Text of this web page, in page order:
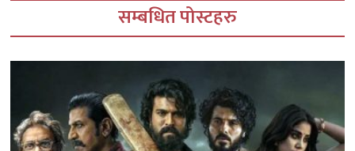
सम्बधित पोस्टहरु